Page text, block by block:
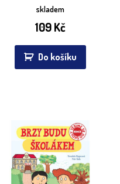
skladem
109Kč
Do košíku